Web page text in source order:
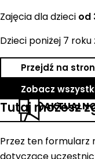
Zajęcia dla dzieci od
Dzieci poniżej 7
Przejdź na
Zobacz
Tutaj możesz
Przez ten formularz